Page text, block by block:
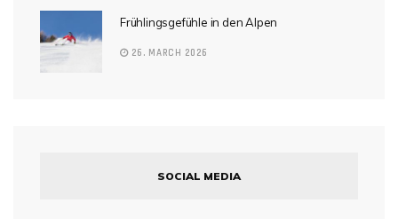
Frühlingsgefühle in den Alpen
26. MARCH 2026
SOCIAL MEDIA